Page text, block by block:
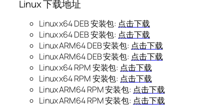
Linux 下载地址
Linux x64 DEB 安装包: 点击下载
Linux x64 DEB 安装包: 点击下载
Linux ARM64 DEB 安装包: 点击下载
Linux ARM64 DEB 安装包: 点击下载
Linux x64 RPM 安装包: 点击下载
Linux x64 RPM 安装包: 点击下载
Linux ARM64 RPM 安装包: 点击下载
Linux ARM64 RPM 安装包: 点击下载